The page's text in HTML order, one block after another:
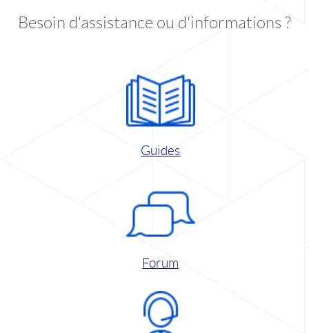
Besoin d'assistance ou d'informations ?
Guides
Forum